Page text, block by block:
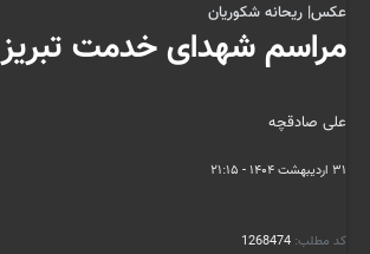
علی صادقچه
۳۱ اردیبهشت ۱۴۰۴ - ۲۱:۱۵
کد مطلب: 1268474
عکس| ریحانه شکوریان
مراسم شهدای خدمت تبریز